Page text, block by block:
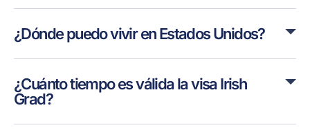
¿Dónde puedo vivir en Estados Unidos?
¿Cuánto tiempo es válida la visa Irish
Grad?